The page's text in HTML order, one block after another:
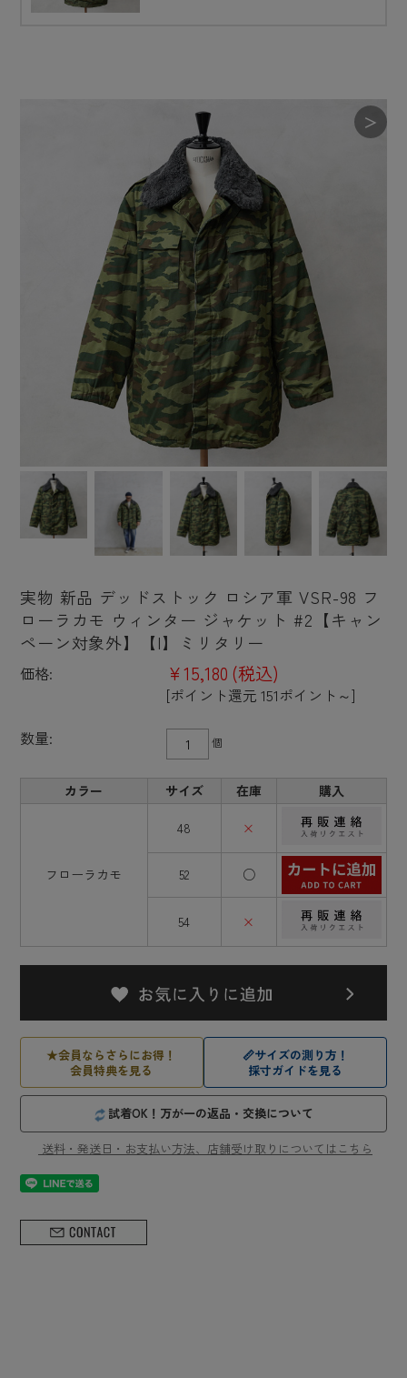
＞
実物 新品 デッドストック ロシア軍 VSR-98 フ
ローラカモ ウィンター ジャケット #2【キャン
ペーン対象外】【I】ミリタリー
価格: ¥15,180 (税込)
[ポイント還元 151ポイント～]
数量:
個
カラー サイズ 在庫 購入
フローラカモ
48 ×
52 ○
54 ×
★会員ならさらにお得！
会員特典を見る
📏サイズの測り方！
採寸ガイドを見る
試着OK！万が一の返品・交換について
送料・発送日・お支払い方法、店舗受け取りについてはこちら